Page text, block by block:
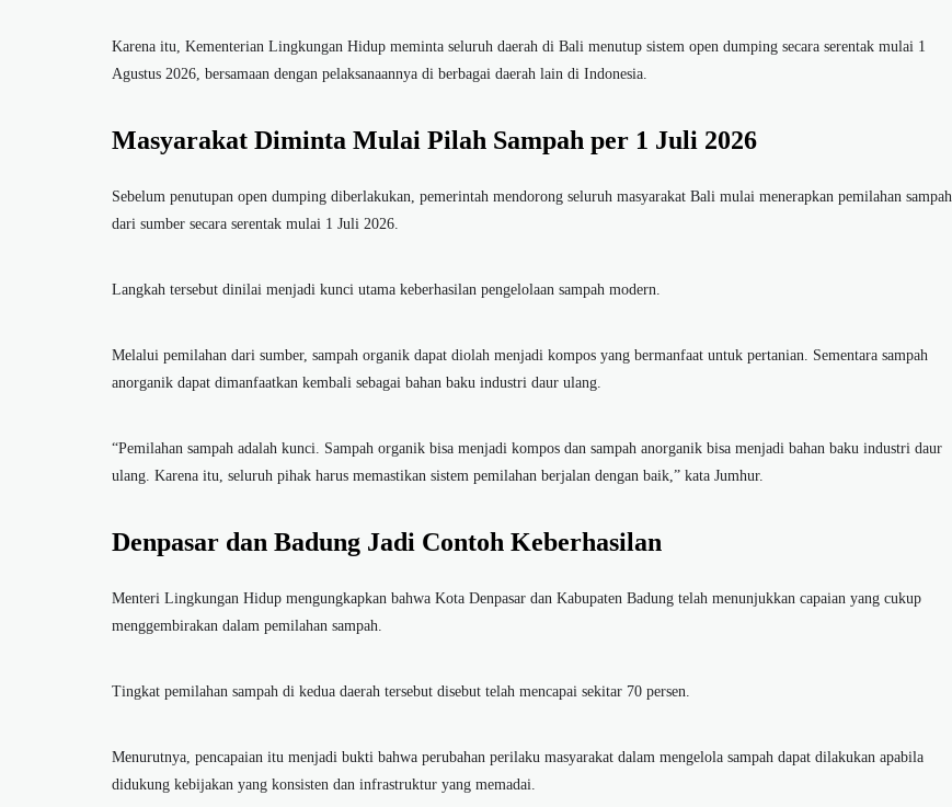
Karena itu, Kementerian Lingkungan Hidup meminta seluruh daerah di Bali menutup sistem open dumping secara serentak mulai 1
Agustus 2026, bersamaan dengan pelaksanaannya di berbagai daerah lain di Indonesia.
Masyarakat Diminta Mulai Pilah Sampah per 1 Juli 2026
Sebelum penutupan open dumping diberlakukan, pemerintah mendorong seluruh masyarakat Bali mulai menerapkan pemilahan sampah
dari sumber secara serentak mulai 1 Juli 2026.
Langkah tersebut dinilai menjadi kunci utama keberhasilan pengelolaan sampah modern.
Melalui pemilahan dari sumber, sampah organik dapat diolah menjadi kompos yang bermanfaat untuk pertanian. Sementara sampah
anorganik dapat dimanfaatkan kembali sebagai bahan baku industri daur ulang.
“Pemilahan sampah adalah kunci. Sampah organik bisa menjadi kompos dan sampah anorganik bisa menjadi bahan baku industri daur
ulang. Karena itu, seluruh pihak harus memastikan sistem pemilahan berjalan dengan baik,” kata Jumhur.
Denpasar dan Badung Jadi Contoh Keberhasilan
Menteri Lingkungan Hidup mengungkapkan bahwa Kota Denpasar dan Kabupaten Badung telah menunjukkan capaian yang cukup
menggembirakan dalam pemilahan sampah.
Tingkat pemilahan sampah di kedua daerah tersebut disebut telah mencapai sekitar 70 persen.
Menurutnya, pencapaian itu menjadi bukti bahwa perubahan perilaku masyarakat dalam mengelola sampah dapat dilakukan apabila
didukung kebijakan yang konsisten dan infrastruktur yang memadai.